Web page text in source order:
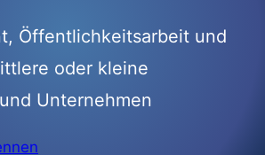
Öffentlichkeitsarbeit und
oder kleine
Unternehmen